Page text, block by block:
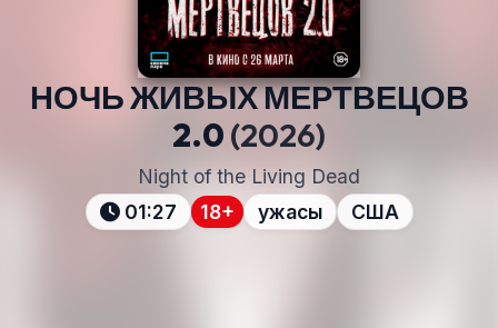
НОЧЬ ЖИВЫХ МЕРТВЕЦОВ
2.0(2026)
Night of the Living Dead
01:27
18+ ужасы США